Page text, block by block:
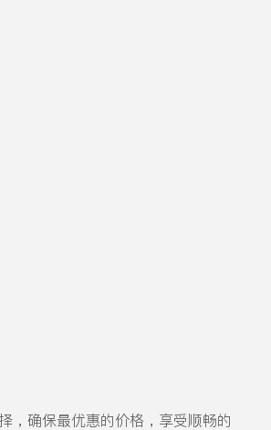
，确保最优惠的价格，享受顺畅的